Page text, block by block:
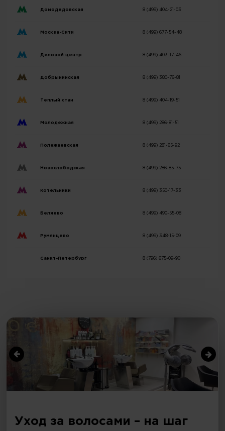
Домодедовская 8 (499) 404-21-03
Москва-Сити 8 (499) 677-54-48
Деловой центр 8 (499) 403-17-46
Добрынинская 8 (499) 380-76-81
Теплый стан 8 (499) 404-19-51
Молодежная 8 (499) 286-81-51
Полежаевская 8 (499) 281-65-92
Новослободская 8 (499) 286-85-75
Котельники 8 (499) 350-17-33
Беляево 8 (499) 490-55-08
Румянцево 8 (499) 348-15-09
Санкт-Петербург 8 (796) 675-09-90
Уход за волосами – на шаг